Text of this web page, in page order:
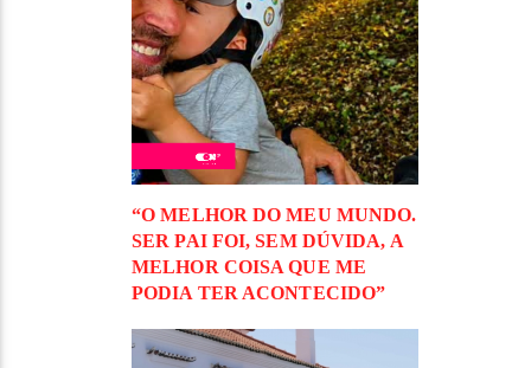
“O MELHOR DO MEU MUNDO.
SER PAI FOI, SEM DÚVIDA, A
MELHOR COISA QUE ME
PODIA TER ACONTECIDO”